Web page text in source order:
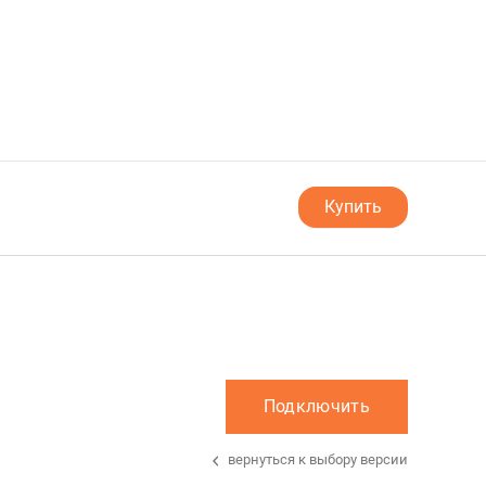
Купить
Подключить
вернуться к выбору версии